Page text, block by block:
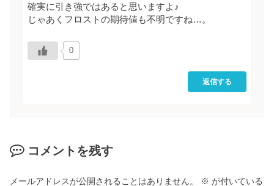
確実に引き強ではあると思いますよ♪
じゃあくフロストの期待値も不明ですね…。
0
返信する
コメントを残す
メールアドレスが公開されることはありません。 ※ が付いている